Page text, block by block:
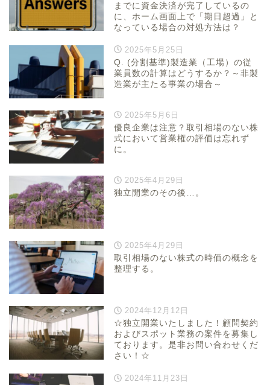
までに資金決済が完了しているの
に、ホーム画面上で「期日超過」と
なっている場合の対処方法は？
2025年5月25日
Q. (分割基準)製造業（工場）の従
業員数の計算はどうするか？～非製
造業が主たる事業の場合～
2025年5月6日
優良企業は注意？取引相場のない株
式において営業権の評価は忘れず
に。
2025年4月29日
独立開業のその後…。
2025年4月29日
取引相場のない株式の時価の概念を
整理する。
2024年12月12日
☆独立開業いたしました！顧問契約
およびスポット業務の案件を募集し
ております。是非お問い合わせくだ
さい！☆
2024年11月23日